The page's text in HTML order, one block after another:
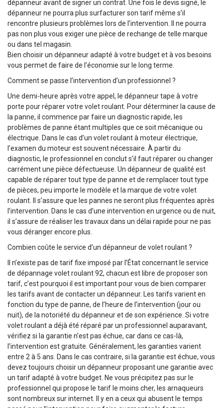
dépanneur avant de signer un contrat. Une fois le devis signé, le
dépanneur ne pourra plus surfacturer son tarif même s’il
rencontre plusieurs problèmes lors de l’intervention. Il ne pourra
pas non plus vous exiger une pièce de rechange de telle marque
ou dans tel magasin.
Bien choisir un dépanneur adapté à votre budget et à vos besoins
vous permet de faire de l’économie sur le long terme.
Comment se passe l’intervention d’un professionnel ?
Une demi-heure après votre appel, le dépanneur tape à votre
porte pour réparer votre volet roulant. Pour déterminer la cause de
la panne, il commence par faire un diagnostic rapide, les
problèmes de panne étant multiples que ce soit mécanique ou
électrique. Dans le cas d’un volet roulant à moteur électrique,
l’examen du moteur est souvent nécessaire. À partir du
diagnostic, le professionnel en conclut s’il faut réparer ou changer
carrément une pièce défectueuse. Un dépanneur de qualité est
capable de réparer tout type de panne et de remplacer tout type
de pièces, peu importe le modèle et la marque de votre volet
roulant. Il s’assure que les pannes ne seront plus fréquentes après
l’intervention. Dans le cas d’une intervention en urgence ou de nuit,
il s’assure de réaliser les travaux dans un délai rapide pour ne pas
vous déranger encore plus.
Combien coûte le service d’un dépanneur de volet roulant ?
Il n’existe pas de tarif fixe imposé par l’État concernant le service
de dépannage volet roulant 92, chacun est libre de proposer son
tarif, c’est pourquoi il est important pour vous de bien comparer
les tarifs avant de contacter un dépanneur. Les tarifs varient en
fonction du type de panne, de l’heure de l’intervention (jour ou
nuit), de la notoriété du dépanneur et de son expérience. Si votre
volet roulant a déjà été réparé par un professionnel auparavant,
vérifiez si la garantie n’est pas échue, car dans ce cas-là,
l’intervention est gratuite. Généralement, les garanties varient
entre 2 à 5 ans. Dans le cas contraire, si la garantie est échue, vous
devez toujours choisir un dépanneur proposant une garantie avec
un tarif adapté à votre budget. Ne vous précipitez pas sur le
professionnel qui propose le tarif le moins cher, les arnaqueurs
sont nombreux sur internet. Il y en a ceux qui abusent le temps